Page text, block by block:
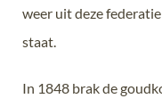
weer uit deze
staat.
In 1848 brak de